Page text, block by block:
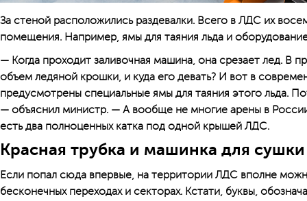
За стеной расположились раздевалки. Всего в ЛДС их
помещения. Например, ямы для таяния льда и
— Когда проходит заливочная машина, она срезает лед. В
объем ледяной крошки, и куда его девать? И вот в
предусмотрены специальные ямы для таяния этого льда.
— объяснил министр. — А вообще не многие арены в
есть два полноценных катка под одной крышей ЛДС.
Красная трубка и машинка для сушки
Если попал сюда впервые, на территории ЛДС вполне
бесконечных переходах и секторах. Кстати, буквы,